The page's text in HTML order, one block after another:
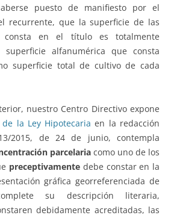
puesto de manifiesto por el
recurrente, que la superficie de las
consta en el título es totalmente
alfanumérica que consta
superficie total de cultivo de cada
nuestro Centro Directivo expone
la Ley Hipotecaria en la redacción
2015, de 24 de junio, contempla
parcelaria como uno de los
preceptivamente debe constar en la
gráfica georreferenciada de
su descripción literaria,
debidamente acreditadas, las